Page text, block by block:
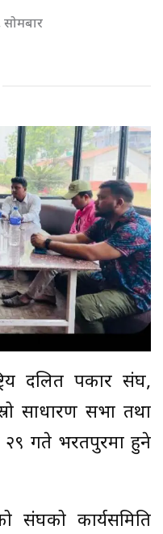
दलित पत्रकार संघ,
साधारण सभा तथा
गते भरतपुरमा हुने
संघको कार्यसमिति